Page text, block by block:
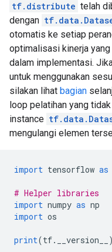
tf.distribute telah
dengan
otomatis ke setiap
optimalisasi kinerja
dalam implementasi.
untuk menggunakan
silakan lihat bagian
loop pelatihan yang
instance
mengulangi elemen
import tensorflow as
# Helper libraries
import numpy as np
import os
print(tf. __version__ )